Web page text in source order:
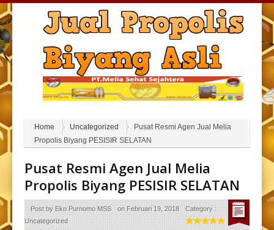
Home Uncategorized
Pusat Resmi Agen Jual Melia
Propolis Biyang PESISIR SELATAN
Pusat Resmi Agen Jual Melia
Propolis Biyang PESISIR SELATAN
Post byEko Purnomo MSS onFebruari 19, 2018
Category :
Uncategorized